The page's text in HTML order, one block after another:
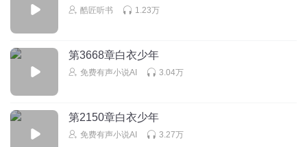
颜铭彦回复 @听友119103213: 好好说得对
威龙和麦小文
回复 2025-02-22
1868344igrv回复 @ 监控人阵营高级联盟
酷匠听书 1.23万
第3668章白衣少年
免费有声小说AI 3.04万
第2150章白衣少年
免费有声小说AI 3.27万